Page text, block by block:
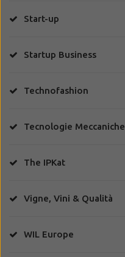
Start-up
Startup Business
Technofashion
Tecnologie Meccaniche
The IPKat
Vigne, Vini & Qualità
WIL Europe